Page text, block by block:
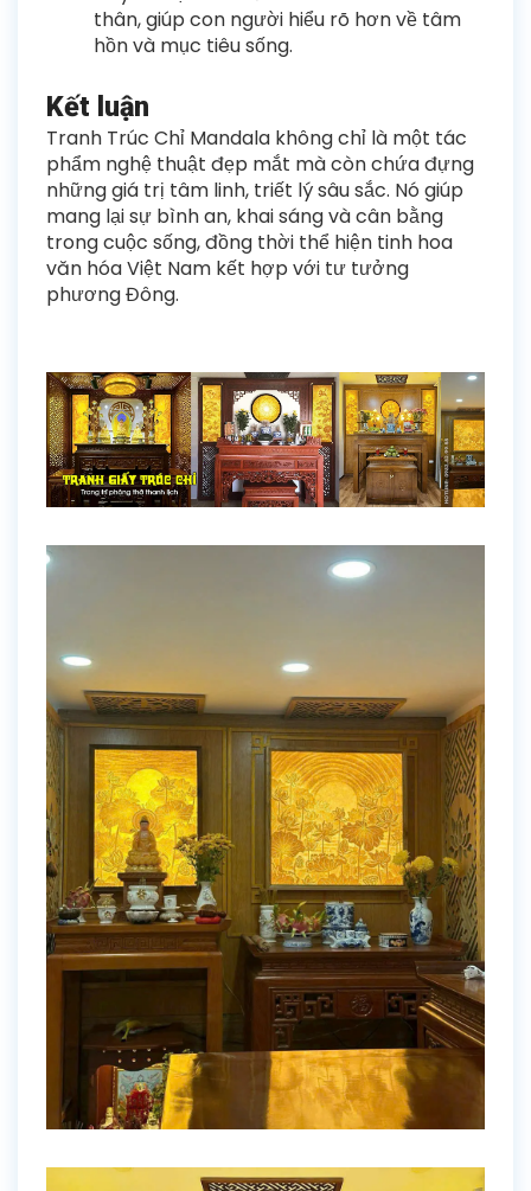
thân, giúp con người hiểu rõ hơn về tâm
hồn và mục tiêu sống.
Kết luận
Tranh Trúc Chỉ Mandala không chỉ là một tác
phẩm nghệ thuật đẹp mắt mà còn chứa đựng
những giá trị tâm linh, triết lý sâu sắc. Nó giúp
mang lại sự bình an, khai sáng và cân bằng
trong cuộc sống, đồng thời thể hiện tinh hoa
văn hóa Việt Nam kết hợp với tư tưởng
phương Đông.